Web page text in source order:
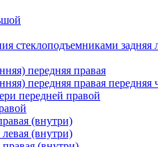
стеклоподъемниками задняя
передняя правая
передняя правая передняя
передней правой
(внутри)
(внутри)